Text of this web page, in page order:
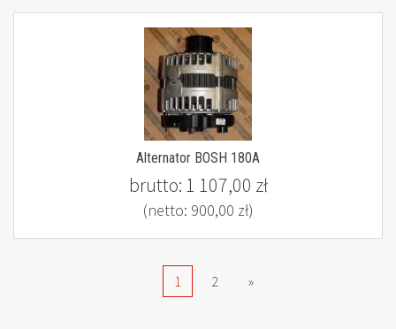
Alternator BOSH 180A
brutto: 1 107,00 zł
(netto: 900,00 zł)
1 2 »